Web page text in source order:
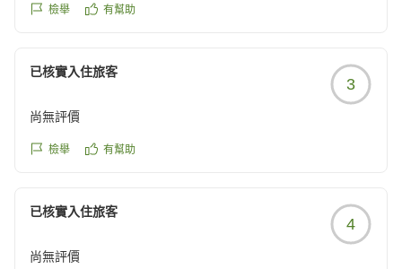
今回のお客様の貴重なご意見を参考にさせていただき、
またのお越しをスタッフ一同、心よりお待ち申し上げま
ご投稿いただきありがとうございました。
檢舉 有幫助
已核實入住旅客
3
尚無評價
檢舉 有幫助
已核實入住旅客
4
尚無評價